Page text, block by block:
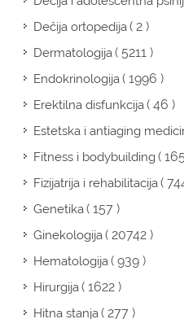
Dečija ortopedija( 2 )
Dermatologija( 5211 )
Endokrinologija( 1996 )
Erektilna disfunkcija( 46 )
Estetska i antiaging
Fitness i bodybuilding(
Fizijatrija i rehabilitacija(
Genetika( 157 )
Ginekologija( 20742 )
Hematologija( 939 )
Hirurgija( 1622 )
Hitna stanja( 277 )